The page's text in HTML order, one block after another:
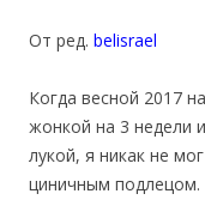
От ред. belisrael
Когда весной 2017
жонкой на 3 недели
лукой, я никак не
циничным подлецом.